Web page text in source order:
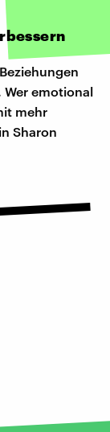
emotional
mehr
Sharon